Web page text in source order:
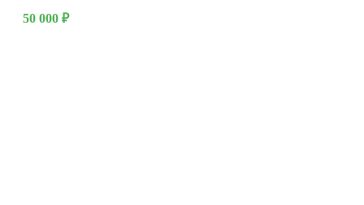
50 000 ₽